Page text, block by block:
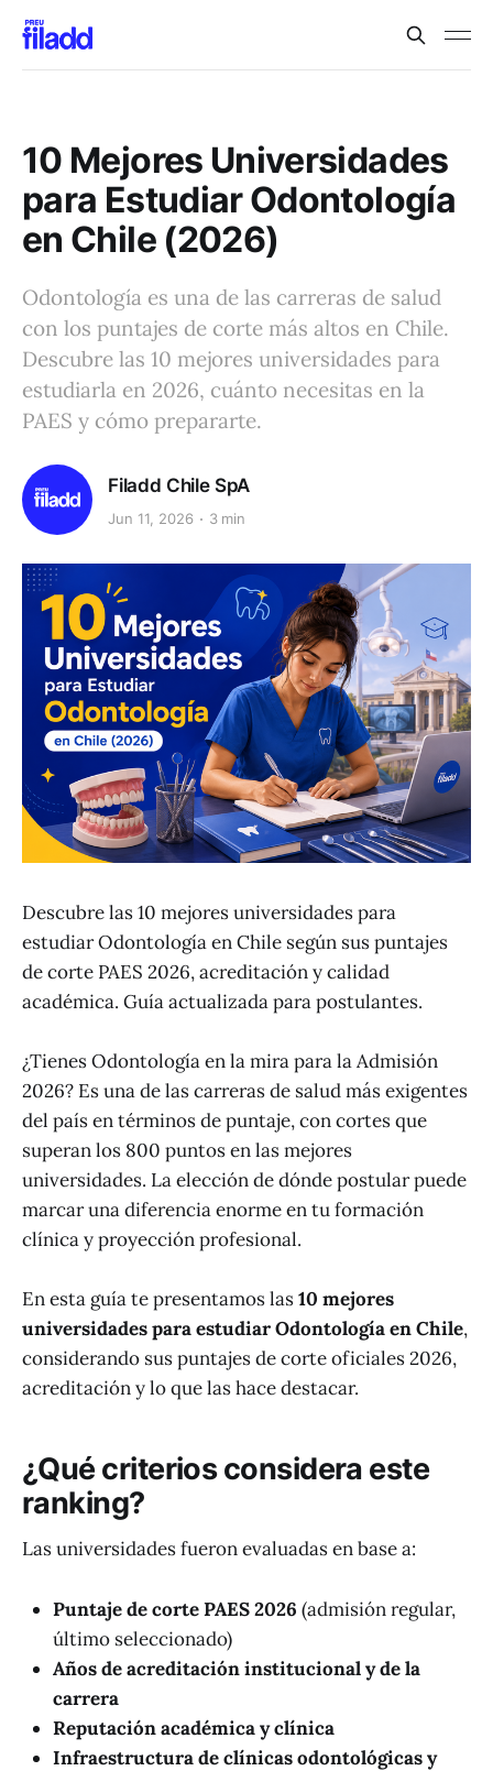
10 Mejores Universidades
para Estudiar Odontología
en Chile (2026)
Odontología es una de las carreras de salud
con los puntajes de corte más altos en Chile.
Descubre las 10 mejores universidades para
estudiarla en 2026, cuánto necesitas en la
PAES y cómo prepararte.
Filadd Chile SpA
Jun 11, 2026 3 min
Descubre las 10 mejores universidades para
estudiar Odontología en Chile según sus puntajes
de corte PAES 2026, acreditación y calidad
académica. Guía actualizada para postulantes.
¿Tienes Odontología en la mira para la Admisión
2026? Es una de las carreras de salud más exigentes
del país en términos de puntaje, con cortes que
superan los 800 puntos en las mejores
universidades. La elección de dónde postular puede
marcar una diferencia enorme en tu formación
clínica y proyección profesional.
En esta guía te presentamos las10 mejores
universidades para estudiar Odontología en Chile,
considerando sus puntajes de corte oficiales 2026,
acreditación y lo que las hace destacar.
¿Qué criterios considera este
ranking?
Las universidades fueron evaluadas en base a:
Puntaje de corte PAES 2026 (admisión regular,
último seleccionado)
Años de acreditación institucional y de la
carrera
Reputación académica y clínica
Infraestructura de clínicas odontológicas y